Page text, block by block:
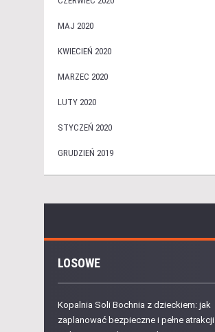
MAJ 2020
KWIECIEŃ 2020
MARZEC 2020
LUTY 2020
STYCZEŃ 2020
GRUDZIEŃ 2019
LOSOWE
Kopalnia Soli Bochnia z dzieckiem: jak
zaplanować bezpieczne i pełne atrakcji